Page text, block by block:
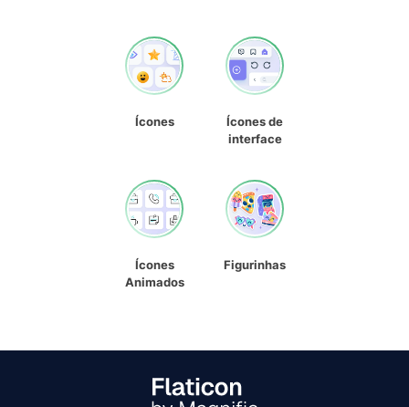
Ícones
Ícones de
interface
Ícones
Animados
Figurinhas